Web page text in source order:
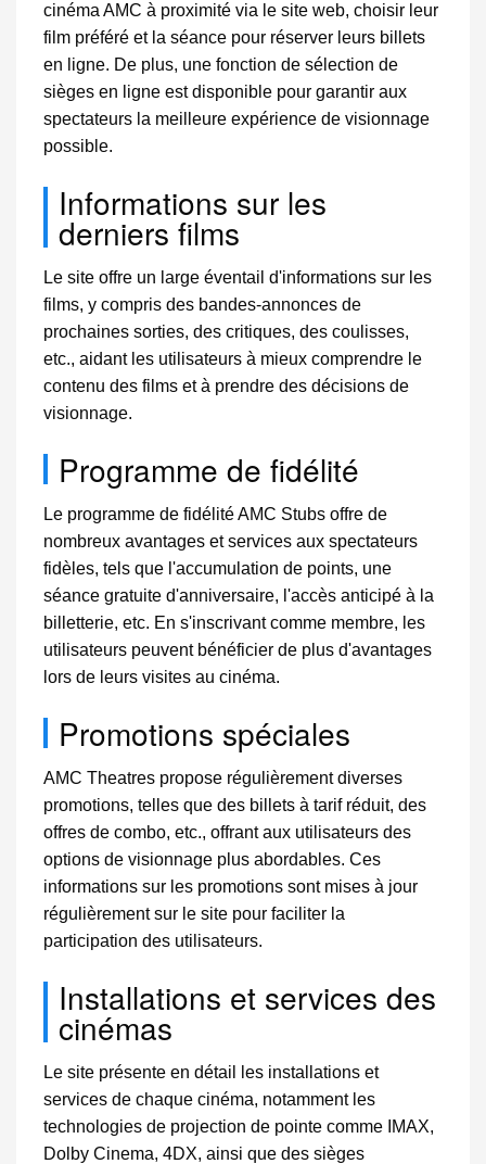
cinéma AMC à proximité via le site web, choisir leur
film préféré et la séance pour réserver leurs billets
en ligne. De plus, une fonction de sélection de
sièges en ligne est disponible pour garantir aux
spectateurs la meilleure expérience de visionnage
possible.
Informations sur les
derniers films
Le site offre un large éventail d'informations sur les
films, y compris des bandes-annonces de
prochaines sorties, des critiques, des coulisses,
etc., aidant les utilisateurs à mieux comprendre le
contenu des films et à prendre des décisions de
visionnage.
Programme de fidélité
Le programme de fidélité AMC Stubs offre de
nombreux avantages et services aux spectateurs
fidèles, tels que l'accumulation de points, une
séance gratuite d'anniversaire, l'accès anticipé à la
billetterie, etc. En s'inscrivant comme membre, les
utilisateurs peuvent bénéficier de plus d'avantages
lors de leurs visites au cinéma.
Promotions spéciales
AMC Theatres propose régulièrement diverses
promotions, telles que des billets à tarif réduit, des
offres de combo, etc., offrant aux utilisateurs des
options de visionnage plus abordables. Ces
informations sur les promotions sont mises à jour
régulièrement sur le site pour faciliter la
participation des utilisateurs.
Installations et services des
cinémas
Le site présente en détail les installations et
services de chaque cinéma, notamment les
technologies de projection de pointe comme IMAX,
Dolby Cinema, 4DX, ainsi que des sièges